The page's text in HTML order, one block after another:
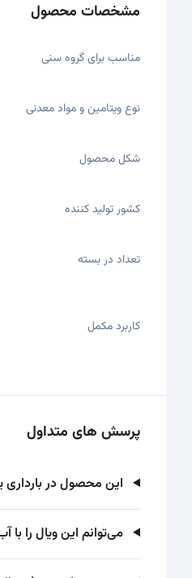
مشخصات محصول
مناسب برای گروه سنی
نوع ویتامین و مواد معدنی
شکل محصول
کشور تولید کننده
تعداد در بسته
کاربرد مکمل
پرسش های متداول
این محصول در
می‌توانم این ویال را با